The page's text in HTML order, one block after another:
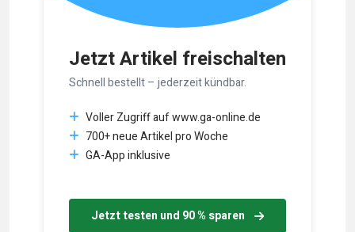
Jetzt Artikel freischalten
Schnell bestellt – jederzeit kündbar.
Voller Zugriff auf www.ga-online.de
700+ neue Artikel pro Woche
GA-App inklusive
Jetzt testen und 90 % sparen